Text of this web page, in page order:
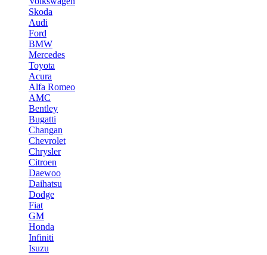
Skoda
Audi
Ford
BMW
Mercedes
Toyota
Acura
Alfa Romeo
AMC
Bentley
Bugatti
Changan
Chevrolet
Chrysler
Citroen
Daewoo
Daihatsu
Dodge
Fiat
GM
Honda
Infiniti
Isuzu